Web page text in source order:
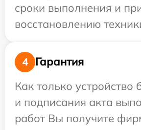
сроки выполнения и
восстановлению
4
Гарантия
Как только устройство
и подписания акта
работ Вы получите